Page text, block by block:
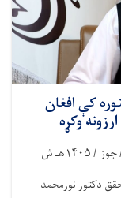
کې افغان
وکړه
جوزا /۱۴۰۵هـ ش
دکتور نورمحمد